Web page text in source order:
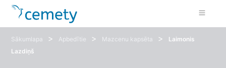
Sākumlapa > Apbedītie > Mazcenu kapsēta >
Laimonis
Lazdiņš